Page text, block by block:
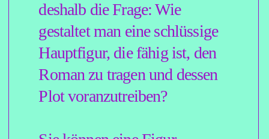
Figur und
Beziehungskonstellationen
liegen: Wie prägen
Begegnungen die innere
Dynamik einer Figur? Welche
Ereignisse verändern sie
nachhaltig – und was bedeutet
Figurenentwicklung?